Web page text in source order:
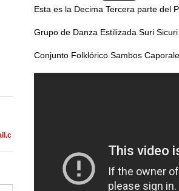
Esta es la Decima Tercera parte del
Grupo de Danza Estilizada Suri Sicuri
Conjunto Folklórico Sambos